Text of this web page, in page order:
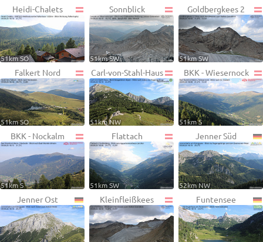
Heidi-Chalets
51km SO
Sonnblick
51km SW
Goldbergkees 2
51km SW
Falkert Nord
51km SO
Carl-von-Stahl-Haus
51km NW
BKK - Wiesernock
51km S
BKK - Nockalm
51km S
Flattach
51km SW
Jenner Süd
52km NW
Jenner Ost Kleinfleißkees Funtensee